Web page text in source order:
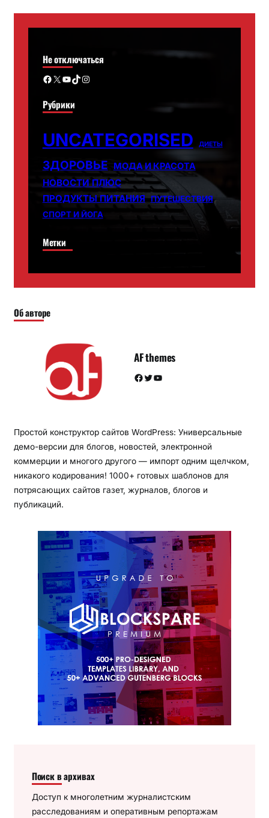
Не отключаться
Facebook X YouTube TikTok Instagram
Рубрики
UNCATEGORISED ДИЕТЫ
ЗДОРОВЬЕ МОДА И КРАСОТА
НОВОСТИ ПЛЮС
ПРОДУКТЫ ПИТАНИЯ ПУТЕШЕСТВИЯ
СПОРТ И ЙОГА
Метки
Об авторе
AF themes
Facebook Twitter YouTube
Простой конструктор сайтов WordPress: Универсальные
демо-версии для блогов, новостей, электронной
коммерции и многого другого — импорт одним щелчком,
никакого кодирования! 1000+ готовых шаблонов для
потрясающих сайтов газет, журналов, блогов и
публикаций.
Поиск в архивах
Доступ к многолетним журналистским
расследованиям и оперативным репортажам